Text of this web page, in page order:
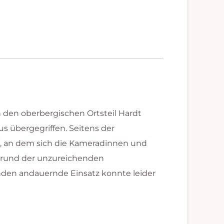
oberbergischen Ortsteil Hardt
übergegriffen. Seitens der
dem sich die Kameradinnen und
der unzureichenden
andauernde Einsatz konnte leider